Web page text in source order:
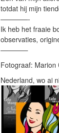
totdat hij mijn
————-
Ik heb het fraaie
observaties,
————
Fotograaf: Marion
Nederland, wo ai